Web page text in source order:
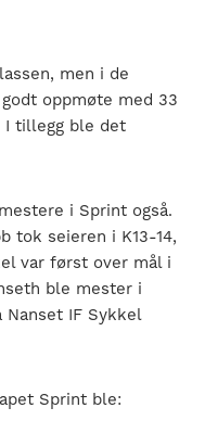
men i de
oppmøte med 33
I tillegg ble det
i Sprint også.
tok seieren i K13-14,
var først over mål i
ble mester i
Nanset IF Sykkel
Sprint ble: